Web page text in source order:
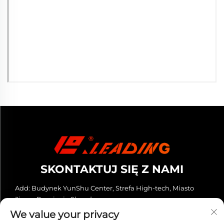
SKONTAKTUJ SIĘ Z NAMI
Add: Budynek YunShu Center, Strefa High-tech, Miasto
Jinan, Prowincja Shandong
Tel.: +86-13280023931
We value your privacy